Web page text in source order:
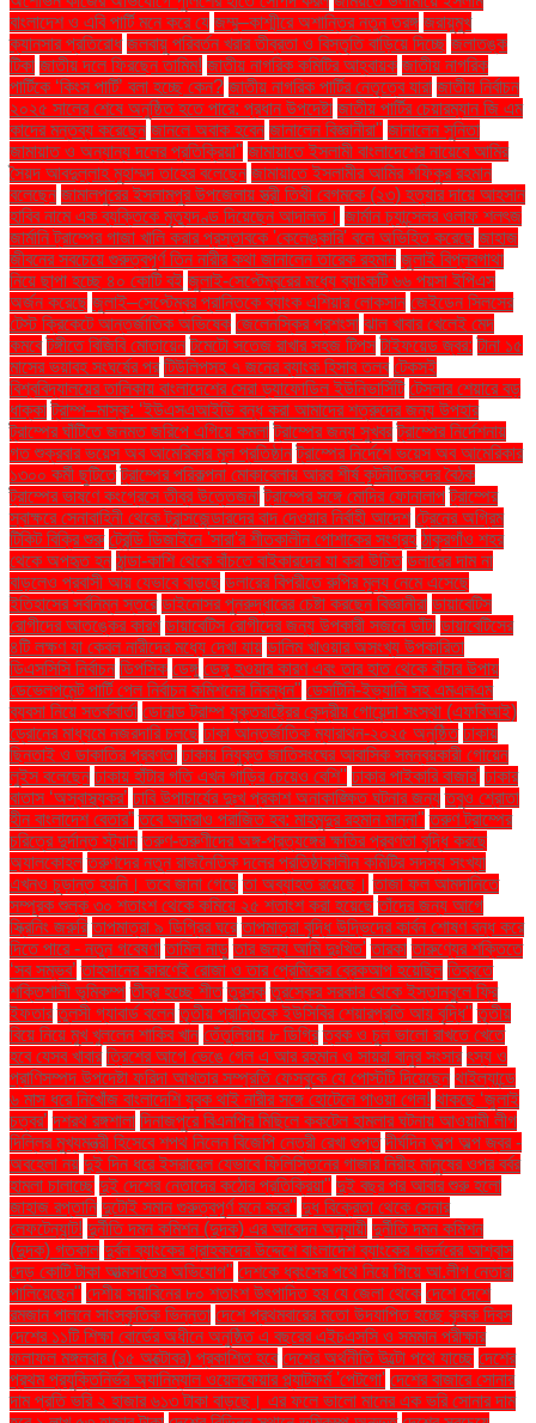
বাংলাদেশ ও এবি পার্টি মনে করে যে জম্মু–কাশ্মীরে অশান্তির নতুন তরঙ্গ জরায়ুমুখ
ক্যানসার প্রতিরোধ জলবায়ু পরিবর্তন খরার তীব্রতা ও বিস্তৃতি বাড়িয়ে দিচ্ছে জলাতঙ্ক
টিকা জাতীয় দলে ফিরছেন তামিম! জাতীয় নাগরিক কমিটির আহ্বায়ক জাতীয় নাগরিক
পার্টিকে ‘কিংস পার্টি’ বলা হচ্ছে কেন? জাতীয় নাগরিক পার্টির নেতৃত্বে যারা জাতীয় নির্বাচন
২০২৫ সালের শেষে অনুষ্ঠিত হতে পারে: প্রধান উপদেষ্টা জাতীয় পার্টির চেয়ারম্যান জি এম
কাদের মন্তব্য করেছেন জানলে অবাক হবেন জানালেন বিজ্ঞানীরা" জানালেন সুনিতা
জামায়াত ও অন্যান্য দলের প্রতিক্রিয়া'' জামায়াতে ইসলামী বাংলাদেশের নায়েবে আমির
সৈয়দ আবদুল্লাহ মুহাম্মদ তাহের বলেছেন জামায়াতে ইসলামীর আমির শফিকুর রহমান
বলেছেন জামালপুরের ইসলামপুর উপজেলায় স্ত্রী তিথী বেগমকে (২৩) হত্যার দায়ে আহসান
হাবিব নামে এক ব্যক্তিকে মৃত্যুদণ্ড দিয়েছেন আদালত। জার্মান চ্যান্সেলর ওলাফ শলৎজ
জার্মানি ট্রাম্পের গাজা খালি করার প্রস্তাবকে 'কেলেঙ্কারি' বলে অভিহিত করেছে জাহাজ
জীবনের সবচেয়ে গুরুত্বপূর্ণ তিন নারীর কথা জানালেন তারেক রহমান জুলাই বিপ্লবগাথা
নিয়ে ছাপা হচ্ছে ৪০ কোটি বই জুলাই-সেপ্টেম্বরের মধ্যে ব্যাংকটি ৬৬ পয়সা ইপিএস
অর্জন করেছে জুলাই–সেপ্টেম্বর প্রান্তিকে ব্যাংক এশিয়ার লোকসান জেইডেন সিলসের
টেস্ট ক্রিকেটে আন্তর্জাতিক অভিষেক জেলেনস্কির প্রশংসা ঝাল খাবার খেলেই মেদ
কমবে টঙ্গীতে বিজিবি মোতায়েন টমেটো সতেজ রাখার সহজ টিপস টাইফয়েড জ্বর: টানা ১৫
মাসের ভয়াবহ সংঘর্ষের পর টিউলিপসহ ৭ জনের ব্যাংক হিসাব তলব টেকসই
বিশ্ববিদ্যালয়ের তালিকায় বাংলাদেশের সেরা ড্যাফোডিল ইউনিভার্সিটি টেসলার শেয়ারে বড়
ধাক্কা ট্রাম্প–মাস্ক: ‘ইউএসএআইডি বন্ধ করা আমাদের শত্রুদের জন্য উপহার
ট্রাম্পের ঘাঁটিতে জনমত জরিপে এগিয়ে কমলা ট্রাম্পের জন্য সুখবর ট্রাম্পের নির্দেশনায়
গত শুক্রবার ভয়েস অব আমেরিকার মূল প্রতিষ্ঠান ট্রাম্পের নির্দেশে ভয়েস অব আমেরিকার
১৩০০ কর্মী ছুটিতে ট্রাম্পের পরিকল্পনা মোকাবেলায় আরব শীর্ষ কূটনীতিকদের বৈঠক
ট্রাম্পের ভাষণে কংগ্রেসে তীব্র উত্তেজনা ট্রাম্পের সঙ্গে মোদির ফোনালাপ ট্রাম্পের
স্বাক্ষরে সেনাবাহিনী থেকে ট্রান্সজেন্ডারদের বাদ দেওয়ার নির্বাহী আদেশ ট্রেনের অগ্রিম
টিকিট বিক্রি শুরু ট্রেন্ডি ডিজাইনে 'সারা'র শীতকালীন পোশাকের সংগ্রহ ঠাকুরগাঁও শহর
থেকে অপহৃত হন ঠান্ডা-কাশি থেকে বাঁচতে বাইকারদের যা করা উচিত ডলারের দাম না
বাড়লেও প্রবাসী আয় যেভাবে বাড়ছে ডলারের বিপরীতে রুপির মূল্য নেমে এসেছে
ইতিহাসের সর্বনিম্ন স্তরে ডাইনোসর পুনরুদ্ধারের চেষ্টা করছেন বিজ্ঞানীরা ডায়াবেটিস
রোগীদের আতঙ্কের কারণ ডায়াবেটিস রোগীদের জন্য উপকারী সজনে ডাঁটা ডায়াবেটিসের
৪টি লক্ষণ যা কেবল নারীদের মধ্যে দেখা যায় ডালিম খাওয়ার অসংখ্য উপকারিতা
ডিএসসিসি নির্বাচন ডিপসিক ডেঙ্গু ডেঙ্গু হওয়ার কারণ এবং তার হাত থেকে বাঁচার উপায়
ডেভেলপমেন্ট পার্টি পেল নির্বাচন কমিশনের নিবন্ধন" ডেসটিনি-ইভ্যালি সহ এমএলএম
ব্যবসা নিয়ে সতর্কবার্তা ডোনাল্ড ট্রাম্প যুক্তরাষ্ট্রের কেন্দ্রীয় গোয়েন্দা সংস্থা (এফবিআই)
ড্রোনের মাধ্যমে নজরদারি চলছে ঢাকা আন্তর্জাতিক ম্যারাথন-২০২৫ অনুষ্ঠিত ঢাকায়
ছিনতাই ও ডাকাতির প্রবণতা ঢাকায় নিযুক্ত জাতিসংঘের আবাসিক সমন্বয়কারী গোয়েন
লুইস বলেছেন ঢাকায় হাঁটার গতি এখন গাড়ির চেয়েও বেশি'' ঢাকার পাইকারি বাজার' ঢাকার
বাতাস ‘অস্বাস্থ্যকর’ ঢাবি উপাচার্যের দুঃখ প্রকাশ অনাকাঙ্ক্ষিত ঘটনার জন্য তবুও শ্রোতা
হীন বাংলাদেশ বেতার” তবে আমরাও পরাজিত হব: মাহমুদুর রহমান মান্না" তরুণ ট্রাম্পের
চরিত্রে দুর্দান্ত স্ট্যান তরুণ-তরুণীদের অঙ্গ-প্রত্যঙ্গের ক্ষতির প্রবণতা বৃদ্ধি করছে
অ্যালকোহল তরুণদের নতুন রাজনৈতিক দলের প্রতিষ্ঠাকালীন কমিটির সদস্য সংখ্যা
এখনও চূড়ান্ত হয়নি। তবে জানা গেছে তা অব্যাহত রয়েছে। তাজা ফল আমদানিতে
সম্পূরক শুল্ক ৩০ শতাংশ থেকে কমিয়ে ২৫ শতাংশ করা হয়েছে তাঁদের জন্য আগে
স্ক্রিনিং জরুরি তাপমাত্রা ৯ ডিগ্রির ঘরে তাপমাত্রা বৃদ্ধি উদ্ভিদের কার্বন শোষণ বন্ধ করে
দিতে পারে - নতুন গবেষণা তামিল নাড়ু তার জন্য আমি দুঃখিত' তারকা তারুণ্যের শক্তিতে
‘সব সম্ভব’ তাহসানের কারণেই রোজা ও তার প্রেমিকের ব্রেকআপ হয়েছিল তিব্বতে
শক্তিশালী ভূমিকম্প তীব্র হচ্ছে শীত তুরস্ক তুরস্কের সরকার থেকে ইস্তানবুলে ফ্রি
ইফতার তুলসী গ্যাবার্ড বলেন তৃতীয় প্রান্তিকে ইউসিবির শেয়ারপ্রতি আয় বৃদ্ধি" তৃতীয়
বিয়ে নিয়ে মুখ খুললেন শাকিব খান তেঁতুলিয়ায় ৮ ডিগ্রি ত্বক ও চুল ভালো রাখতে খেতে
হবে যেসব খাবার ত্রিশের আগে ভেঙে গেল এ আর রহমান ও সায়রা বানুর সংসার ৎস্য ও
প্রাণিসম্পদ উপদেষ্টা ফরিদা আখতার সম্প্রতি ফেসবুকে যে পোস্টটি দিয়েছেন থাইল্যান্ডে
৬ মাস ধরে নিখোঁজ বাংলাদেশি যুবক থাই নারীর সঙ্গে হোটেলে পাওয়া গেল! থাকছে ‘জুলাই
চত্বর’ দশরথ রঙ্গশালা দিনাজপুরে বিএনপির মিছিলে ককটেল হামলার ঘটনায় আওয়ামী লীগ
দিল্লির মুখ্যমন্ত্রী হিসেবে শপথ নিলেন বিজেপি নেত্রী রেখা গুপ্ত দীর্ঘদিন অল্প অল্প জ্বর -
অবহেলা নয় দুই দিন ধরে ইসরায়েল যেভাবে ফিলিস্তিনের গাজার নিরীহ মানুষের ওপর বর্বর
হামলা চালাচ্ছে দুই দেশের নেতাদের কঠোর প্রতিক্রিয়া" দুই বছর পর আবার শুরু হলো
জাহাজ রপ্তানি দুটোই সমান গুরুত্বপূর্ণ মনে করে" দুধ বিক্রেতা থেকে সেনার
লেফটেন্যান্ট! দুর্নীতি দমন কমিশন (দুদক) এর আবেদন অনুযায়ী দুর্নীতি দমন কমিশন
(দুদক) গতকাল দুর্বল ব্যাংকের গ্রাহকদের উদ্দেশে বাংলাদেশ ব্যাংকের গভর্নরের আশ্বাস
দেড় কোটি টাকা আত্মসাতের অভিযোগ" দেশকে ধ্বংসের পথে নিয়ে গিয়ে আ.লীগ নেতারা
পালিয়েছেন" দেশীয় সয়াবিনের ৮০ শতাংশ উৎপাদিত হয় যে জেলা থেকে দেশে দেশে
রমজান পালনে সাংস্কৃতিক ভিন্নতা দেশে প্রথমবারের মতো উদযাপিত হচ্ছে কৃষক দিবস
দেশের ১১টি শিক্ষা বোর্ডের অধীনে অনুষ্ঠিত এ বছরের এইচএসসি ও সমমান পরীক্ষার
ফলাফল মঙ্গলবার (১৫ অক্টোবর) প্রকাশিত হবে দেশের অর্থনীতি উল্টো পথে যাচ্ছে দেশের
প্রথম প্রযুক্তিনির্ভর অ্যানিম্যাল ওয়েলফেয়ার প্ল্যাটফর্ম 'পেটগো' দেশের বাজারে সোনার
দাম প্রতি ভরি ২ হাজার ৬১৩ টাকা বাড়ছে। এর ফলে ভালো মানের এক ভরি সোনার দাম